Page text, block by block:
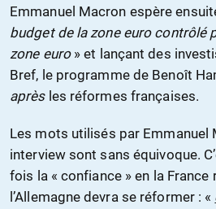
Emmanuel Macron espère
budget de la zone euro contrôlé
zone euro » et lançant des
Bref, le programme de Benoît
aprèsles réformes françaises.
Les mots utilisés par Emmanuel
interview sont sans équivoque.
fois la « confiance » en la France
l’Allemagne devra se réformer : «